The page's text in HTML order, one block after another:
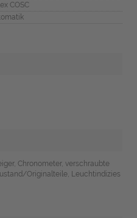
COSC
Chronometer, verschraubte
Originalteile, Leuchtindizies